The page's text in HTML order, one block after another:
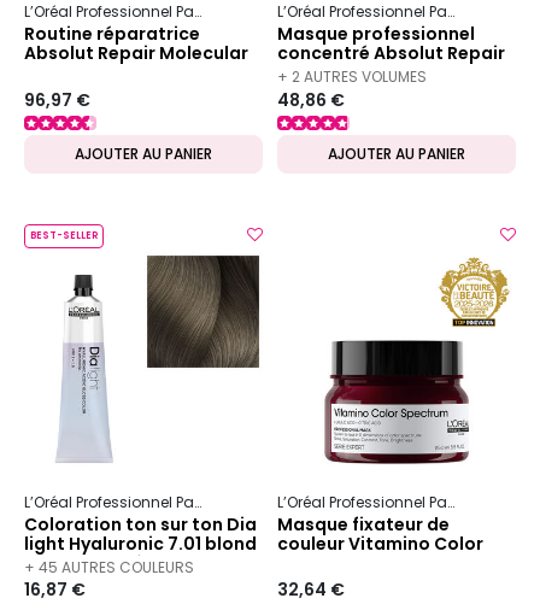
L’Oréal Professionnel Paris Serie Expert Absolut Repair Molecular
Routine réparatrice
Absolut Repair Molecular
96,97 €
AJOUTER AU PANIER
L’Oréal Professionnel Paris
Masque professionnel
concentré Absolut Repair
Molecular 500ml
+ 2 AUTRES VOLUMES
DISPONIBLES
48,86 €
AJOUTER AU PANIER
BEST-SELLER
L’Oréal Professionnel Paris Dia light
Coloration ton sur ton Dia
light Hyaluronic 7.01 blond
naturel glacé
+ 45 AUTRES COULEURS
DISPONIBLES
16,87 €
L’Oréal Professionnel Paris
Masque fixateur de
couleur Vitamino Color
32,64 €